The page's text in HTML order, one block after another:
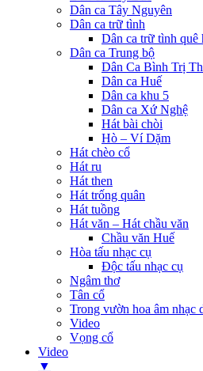
Dân ca Tây Nguyên
Dân ca trữ tình
Dân ca trữ tình quê
Dân ca Trung bộ
Dân Ca Bình Trị
Dân ca Huế
Dân ca khu 5
Dân ca Xứ Nghệ
Hát bài chòi
Hò – Ví Dặm
Hát chèo cổ
Hát ru
Hát then
Hát trống quân
Hát tuồng
Hát văn – Hát chầu văn
Chầu văn Huế
Hòa tấu nhạc cụ
Độc tấu nhạc cụ
Ngâm thơ
Tân cổ
Trong vườn hoa âm nhạc
Video
Vọng cổ
Video
▼